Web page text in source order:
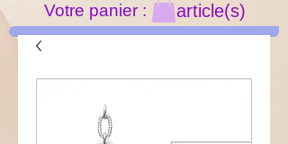
Votre panier : article(s)